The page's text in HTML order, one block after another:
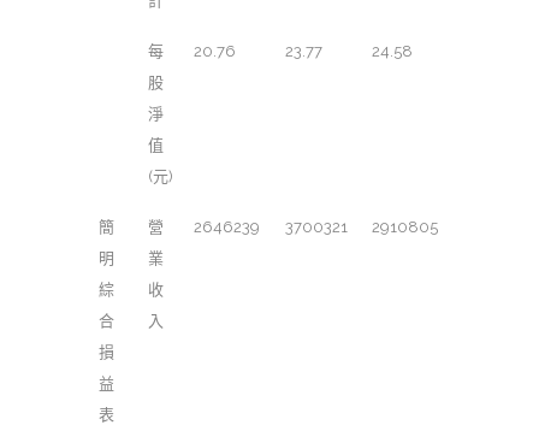
每
股
淨
值
(元)
20.76 23.77 24.58
簡
明
綜
合
損
益
表
營
業
收
入
2646239 3700321 2910805